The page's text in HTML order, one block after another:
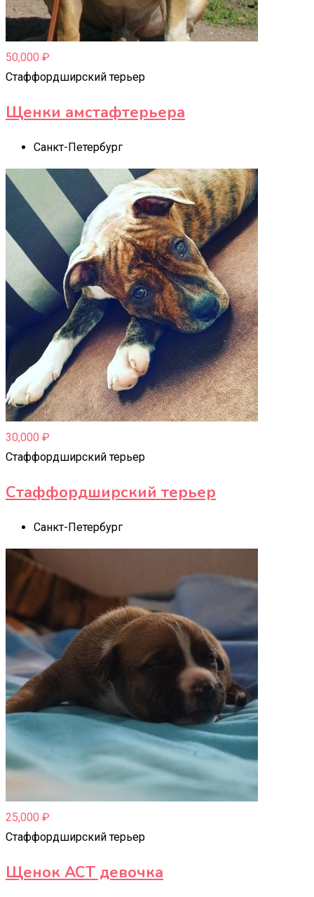
50,000 ₽
Стаффордширский терьер
Щенки амстафтерьера
Санкт-Петербург
30,000 ₽
Стаффордширский терьер
Стаффордширский терьер
Санкт-Петербург
25,000 ₽
Стаффордширский терьер
Щенок АСТ девочка